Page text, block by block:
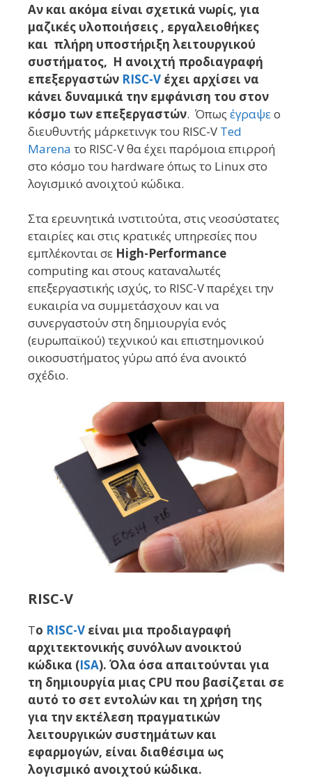
Αν και ακόμα είναι σχετικά νωρίς, για
μαζικές υλοποιήσεις , εργαλειοθήκες
και πλήρη υποστήριξη λειτουργικού
συστήματος, Η ανοιχτή προδιαγραφή
επεξεργαστών RISC-V έχει αρχίσει να
κάνει δυναμικά την εμφάνιση του στον
κόσμο των επεξεργαστών. Όπως έγραψεο
διευθυντής μάρκετινγκ του RISC-V Ted
Marena το RISC-V θα έχει παρόμοια επιρροή
στο κόσμο του hardware όπως το Linux στο
λογισμικό ανοιχτού κώδικα.
Στα ερευνητικά ινστιτούτα, στις νεοσύστατες
εταιρίες και στις κρατικές υπηρεσίες που
εμπλέκονται σε High-Performance
computing και στους καταναλωτές
επεξεργαστικής ισχύς, το RISC-V παρέχει την
ευκαιρία να συμμετάσχουν και να
συνεργαστούν στη δημιουργία ενός
(ευρωπαϊκού) τεχνικού και επιστημονικού
οικοσυστήματος γύρω από ένα ανοικτό
σχέδιο.
RISC-V
Το RISC-V είναι μια προδιαγραφή
αρχιτεκτονικής συνόλων ανοικτού
κώδικα (ISA). Όλα όσα απαιτούνται για
τη δημιουργία μιας CPU που βασίζεται σε
αυτό το σετ εντολών και τη χρήση της
για την εκτέλεση πραγματικών
λειτουργικών συστημάτων και
εφαρμογών, είναι διαθέσιμα ως
λογισμικό ανοιχτού κώδικα.